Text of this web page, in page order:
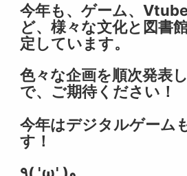
今年も、ゲーム、
ど、様々な文化と図書
定しています。
色々な企画を順次発表
で、ご期待ください！
今年はデジタルゲーム
す！
٩( 'ω' )و